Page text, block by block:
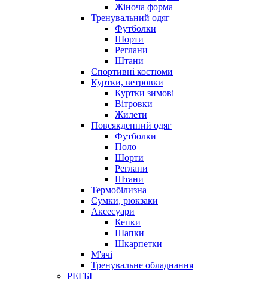
Жіноча форма
Тренувальний одяг
Футболки
Шорти
Реглани
Штани
Спортивні костюми
Куртки, ветровки
Куртки зимові
Вітровки
Жилети
Повсякденний одяг
Футболки
Поло
Шорти
Реглани
Штани
Термобілизна
Сумки, рюкзаки
Аксесуари
Кепки
Шапки
Шкарпетки
М'ячі
Тренувальне обладнання
РЕГБІ